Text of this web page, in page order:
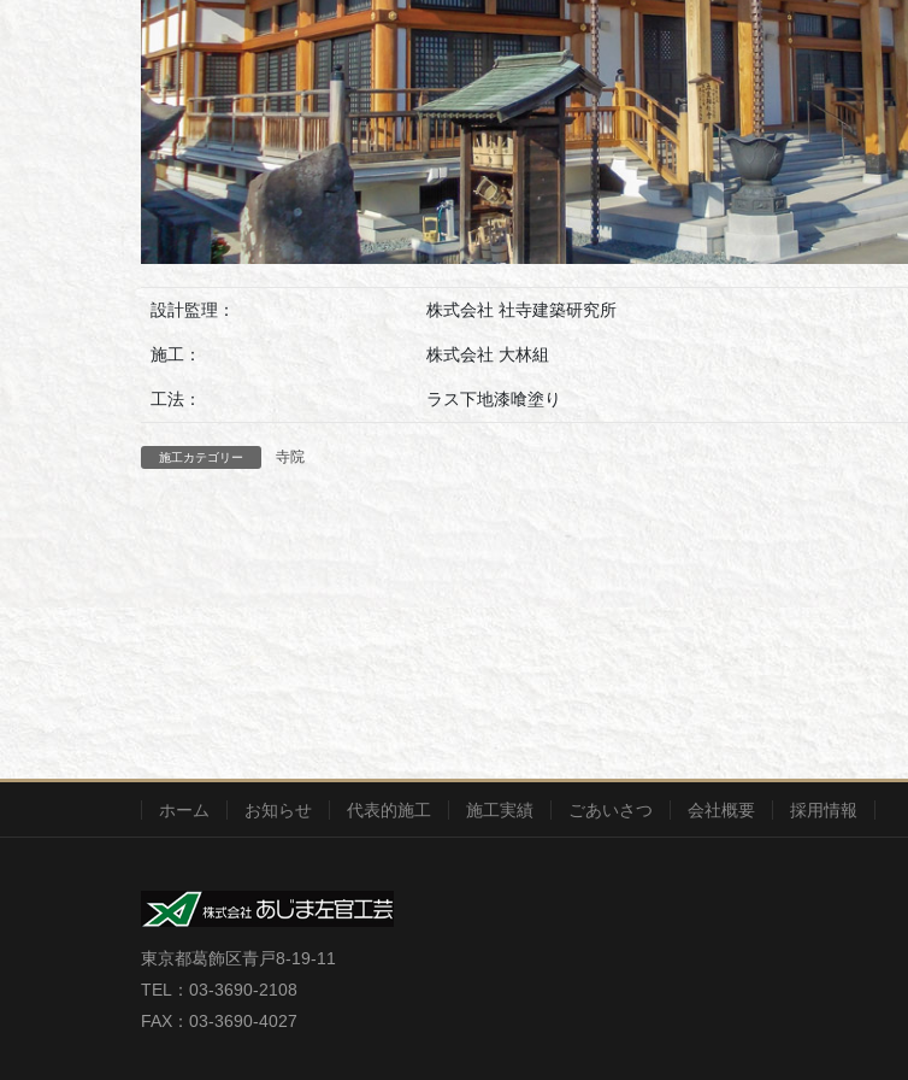
設計監理： 株式会社 社寺建築研究所
施工： 株式会社 大林組
工法： ラス下地漆喰塗り
施工カテゴリー 寺院
ホーム お知らせ 代表的施工 施工実績 ごあいさつ 会社概要 採用情報
東京都葛飾区青戸8-19-11
TEL：03-3690-2108
FAX：03-3690-4027